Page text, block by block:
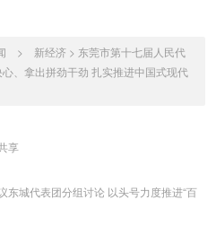
> 新经济 > 东莞市第十七届人民代
、拿出拼劲干劲 扎实推进中国式现代
享
东城代表团分组讨论 以头号力度推进“百